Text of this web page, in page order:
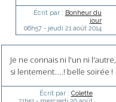
Écrit par : Bonheur du
jour
06h57- jeudi 21 août 2014
Je ne connais ni l'un ni
si lentement.....! belle soirée !
Écrit par : Colette